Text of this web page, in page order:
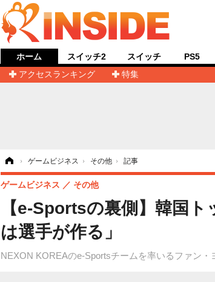
ホーム
アクセスランキング
特集
スイッチ2 スイッチ PS5
› ゲームビジネス › その他 › 記事
【e-Sportsの裏側】韓国
は選手が作る」
NEXON KOREAのe-Sportsチームを率いるファン
ゲームビジネス その他